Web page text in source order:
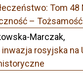
Tom 48
– Tożsamość
Marczak,
rosyjska na